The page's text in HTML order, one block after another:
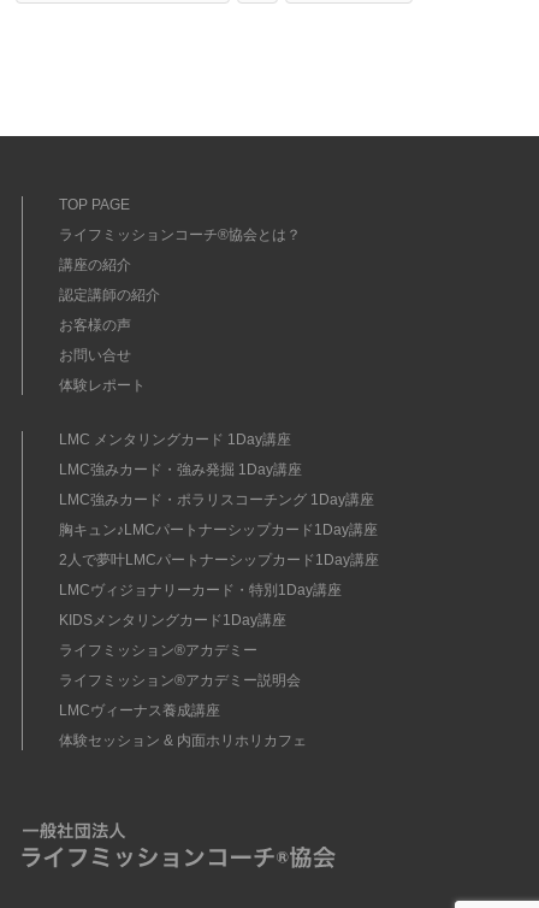
TOP PAGE
ライフミッションコーチ®協会とは？
講座の紹介
認定講師の紹介
お客様の声
お問い合せ
体験レポート
LMC メンタリングカード 1Day講座
LMC強みカード・強み発掘 1Day講座
LMC強みカード・ポラリスコーチング 1Day講座
胸キュン♪LMCパートナーシップカード1Day講座
2人で夢叶LMCパートナーシップカード1Day講座
LMCヴィジョナリーカード・特別1Day講座
KIDSメンタリングカード1Day講座
ライフミッション®︎アカデミー
ライフミッション®︎アカデミー説明会
LMCヴィーナス養成講座
体験セッション & 内面ホリホリカフェ